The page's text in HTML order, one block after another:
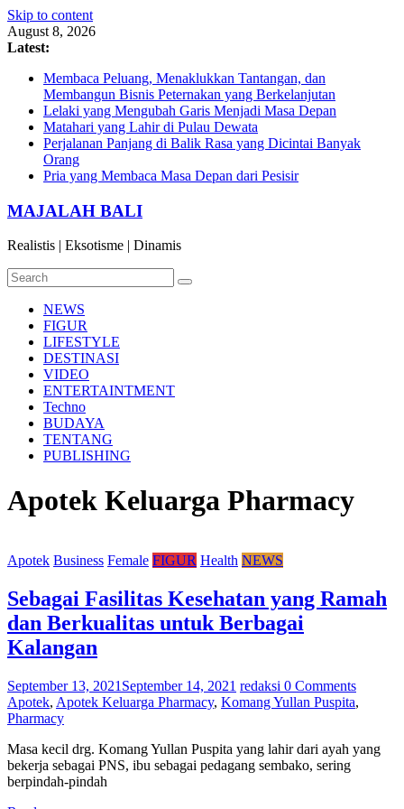
Skip to content
August 8, 2026
Latest:
Membaca Peluang, Menaklukkan Tantangan, dan
Membangun Bisnis Peternakan yang Berkelanjutan
Lelaki yang Mengubah Garis Menjadi Masa Depan
Matahari yang Lahir di Pulau Dewata
Perjalanan Panjang di Balik Rasa yang Dicintai Banyak
Orang
Pria yang Membaca Masa Depan dari Pesisir
MAJALAH BALI
Realistis | Eksotisme | Dinamis
NEWS
FIGUR
LIFESTYLE
DESTINASI
VIDEO
ENTERTAINTMENT
Techno
BUDAYA
TENTANG
PUBLISHING
Apotek Keluarga Pharmacy
Apotek Business Female FIGUR Health NEWS
Sebagai Fasilitas Kesehatan yang Ramah
dan Berkualitas untuk Berbagai
Kalangan
September 13, 2021 September 14, 2021 redaksi 0 Comments
Apotek, Apotek Keluarga Pharmacy, Komang Yullan Puspita,
Pharmacy
Masa kecil drg. Komang Yullan Puspita yang lahir dari ayah yang
bekerja sebagai PNS, ibu sebagai pedagang sembako, sering
berpindah-pindah